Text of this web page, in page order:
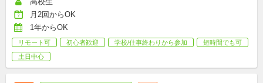
月2回からOK
1年からOK
リモート可 初心者歓迎 学校/仕事終わりから参加
短時間でも可
土日中心